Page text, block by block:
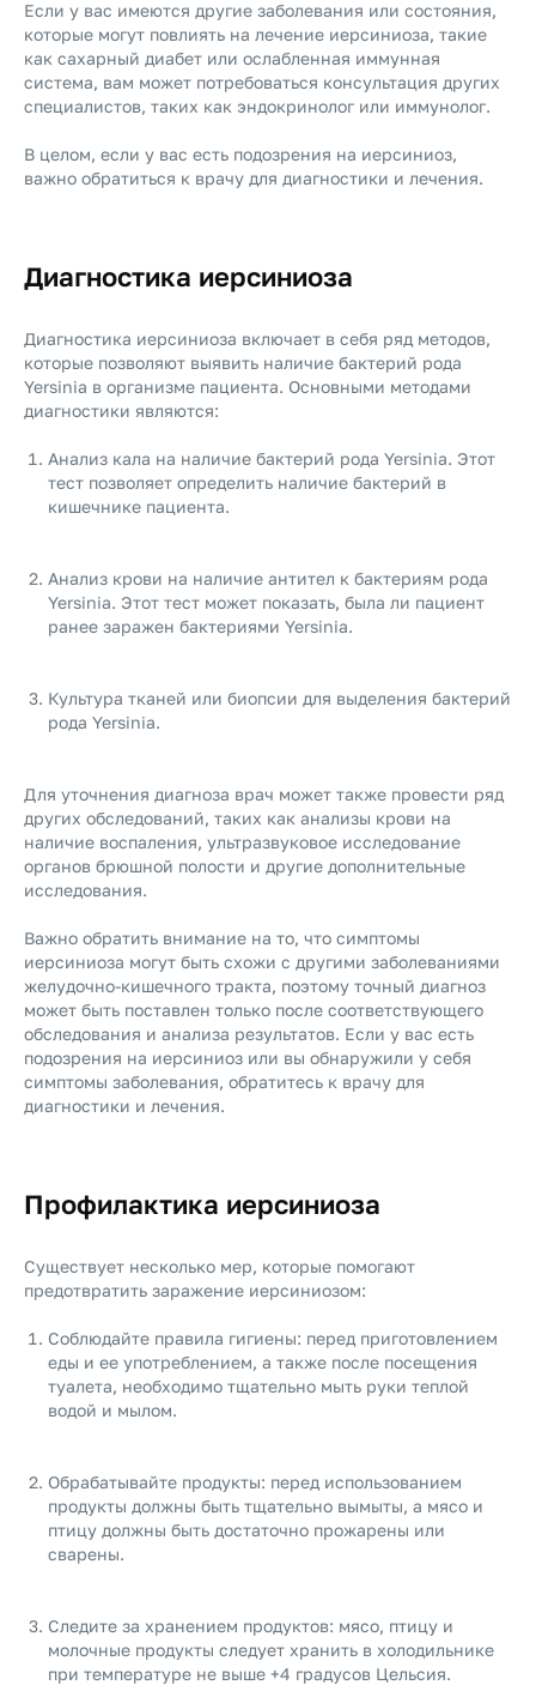
Если у вас имеются другие заболевания или состояния,
которые могут повлиять на лечение иерсиниоза, такие
как сахарный диабет или ослабленная иммунная
система, вам может потребоваться консультация других
специалистов, таких как эндокринолог или иммунолог.
В целом, если у вас есть подозрения на иерсиниоз,
важно обратиться к врачу для диагностики и лечения.
Диагностика иерсиниоза
Диагностика иерсиниоза включает в себя ряд методов,
которые позволяют выявить наличие бактерий рода
Yersinia в организме пациента. Основными методами
диагностики являются:
Анализ кала на наличие бактерий рода Yersinia. Этот
тест позволяет определить наличие бактерий в
кишечнике пациента.
Анализ крови на наличие антител к бактериям рода
Yersinia. Этот тест может показать, была ли пациент
ранее заражен бактериями Yersinia.
Культура тканей или биопсии для выделения бактерий
рода Yersinia.
Для уточнения диагноза врач может также провести ряд
других обследований, таких как анализы крови на
наличие воспаления, ультразвуковое исследование
органов брюшной полости и другие дополнительные
исследования.
Важно обратить внимание на то, что симптомы
иерсиниоза могут быть схожи с другими заболеваниями
желудочно-кишечного тракта, поэтому точный диагноз
может быть поставлен только после соответствующего
обследования и анализа результатов. Если у вас есть
подозрения на иерсиниоз или вы обнаружили у себя
симптомы заболевания, обратитесь к врачу для
диагностики и лечения.
Профилактика иерсиниоза
Существует несколько мер, которые помогают
предотвратить заражение иерсиниозом:
Соблюдайте правила гигиены: перед приготовлением
еды и ее употреблением, а также после посещения
туалета, необходимо тщательно мыть руки теплой
водой и мылом.
Обрабатывайте продукты: перед использованием
продукты должны быть тщательно вымыты, а мясо и
птицу должны быть достаточно прожарены или
сварены.
Следите за хранением продуктов: мясо, птицу и
молочные продукты следует хранить в холодильнике
при температуре не выше +4 градусов Цельсия.